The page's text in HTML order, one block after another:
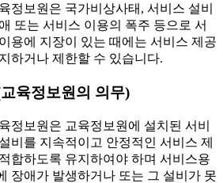
정보원은 국가비상사태, 서비스 설비
또는 서비스 이용의 폭주 등으로 서
용에 지장이 있는 때에는 서비스 제공
하거나 제한할 수 있습니다.
육정보원의 의무)
정보원은 교육정보원에 설치된 서비
비를 지속적이고 안정적인 서비스 제
합하도록 유지하여야 하며 서비스용
장애가 발생하거나 또는 그 설비가 못